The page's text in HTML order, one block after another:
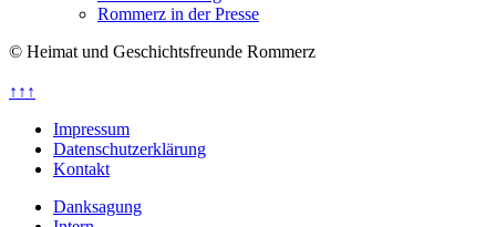
Rommerz in der Presse
© Heimat und Geschichtsfreunde Rommerz
↑↑↑
Impressum
Datenschutzerklärung
Kontakt
Danksagung